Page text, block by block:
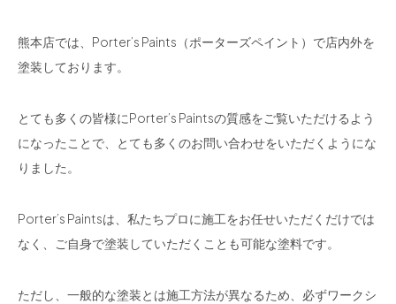
熊本店では、Porter’s Paints（ポーターズペイント）で店内外を
塗装しております。
とても多くの皆様にPorter’s Paintsの質感をご覧いただけるよう
になったことで、とても多くのお問い合わせをいただくようにな
りました。
Porter’s Paintsは、私たちプロに施工をお任せいただくだけでは
なく、ご自身で塗装していただくことも可能な塗料です。
ただし、一般的な塗装とは施工方法が異なるため、必ずワークシ